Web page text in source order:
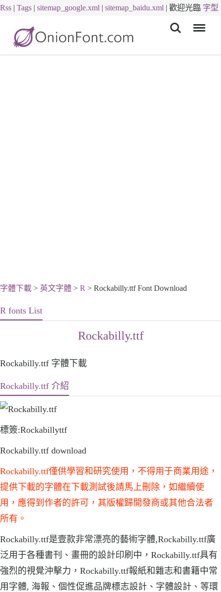
Rss | Tags | sitemap_google.xml | sitemap_baidu.xml | 歡迎光臨 字型
字體下載 > 英文字體 > R > Rockabilly.ttf Font Download
R fonts List
Rockabilly.ttf
Rockabilly.ttf 字體下載
Rockabilly.ttf 介紹
標簽:Rockabillyttf
Rockabilly.ttf download
Rockabilly.ttf僅供學習和研究使用，不得用于商業用途，
提供下載的字體在下載測試後請馬上刪除，如繼續使
用，應得到作者的許可，其版權歸開發商或其他合法者
所有。
Rockabilly.ttf是壹款非常漂亮的藝術字體,Rockabilly.ttf廣
泛用于各種書刊、畫冊的設計印刷中，Rockabilly.ttf具有
強烈的視覺沖擊力，Rockabilly.ttf報紙和雜志和書籍中常
用字體, 海報、個性促進品牌標志設計、字體設計、等環